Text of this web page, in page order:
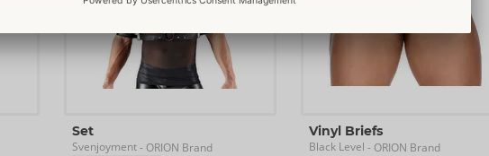
Set
Svenjoyment- ORION Brand
Vinyl Briefs
Black Level - ORION Brand